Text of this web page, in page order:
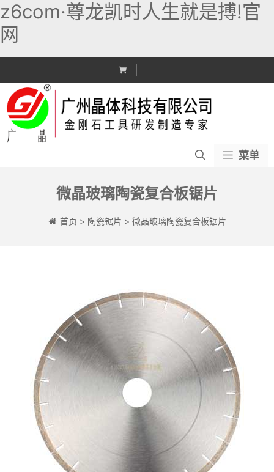
z6com·尊龙凯时人生就是搏!官
网
至
内
容
菜单
微晶玻璃陶瓷复合板锯片
首页 > 陶瓷锯片 > 微晶玻璃陶瓷复合板锯片